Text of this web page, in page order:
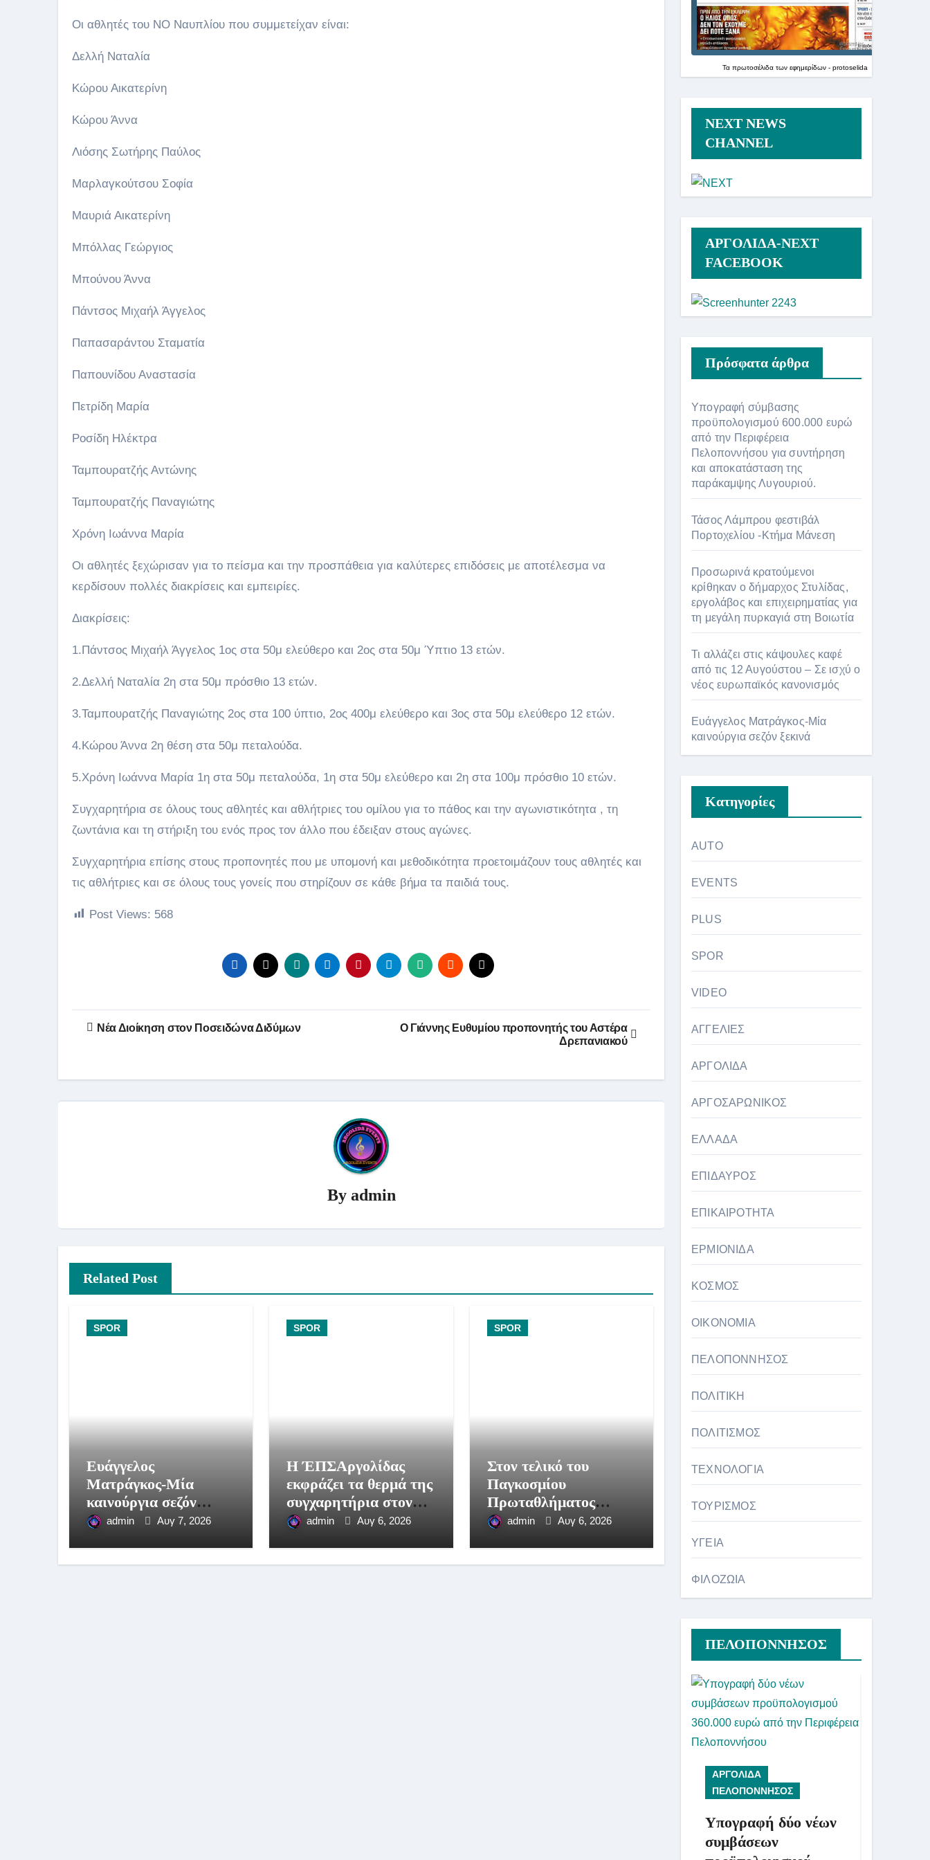
Οι αθλητές του ΝΟ Ναυπλίου που συμμετείχαν είναι:
Δελλή Ναταλία
Κώρου Αικατερίνη
Κώρου Άννα
Λιόσης Σωτήρης Παύλος
Μαρλαγκούτσου Σοφία
Μαυριά Αικατερίνη
Μπόλλας Γεώργιος
Μπούνου Άννα
Πάντσος Μιχαήλ Άγγελος
Παπασαράντου Σταματία
Παπουνίδου Αναστασία
Πετρίδη Μαρία
Ροσίδη Ηλέκτρα
Ταμπουρατζής Αντώνης
Ταμπουρατζής Παναγιώτης
Χρόνη Ιωάννα Μαρία
Οι αθλητές ξεχώρισαν για το πείσμα και την προσπάθεια για καλύτερες επιδόσεις με αποτέλεσμα να
κερδίσουν πολλές διακρίσεις και εμπειρίες.
Διακρίσεις:
1.Πάντσος Μιχαήλ Άγγελος 1ος στα 50μ ελεύθερο και 2ος στα 50μ Ύπτιο 13 ετών.
2.Δελλή Ναταλία 2η στα 50μ πρόσθιο 13 ετών.
3.Ταμπουρατζής Παναγιώτης 2ος στα 100 ύπτιο, 2ος 400μ ελεύθερο και 3ος στα 50μ ελεύθερο 12 ετών.
4.Κώρου Άννα 2η θέση στα 50μ πεταλούδα.
5.Χρόνη Ιωάννα Μαρία 1η στα 50μ πεταλούδα, 1η στα 50μ ελεύθερο και 2η στα 100μ πρόσθιο 10 ετών.
Συγχαρητήρια σε όλους τους αθλητές και αθλήτριες του ομίλου για το πάθος και την αγωνιστικότητα , τη
ζωντάνια και τη στήριξη του ενός προς τον άλλο που έδειξαν στους αγώνες.
Συγχαρητήρια επίσης στους προπονητές που με υπομονή και μεθοδικότητα προετοιμάζουν τους αθλητές και
τις αθλήτριες και σε όλους τους γονείς που στηρίζουν σε κάθε βήμα τα παιδιά τους.
Post Views: 568
Πλοήγηση
Νέα Διοίκηση στον Ποσειδώνα Διδύμων
Ο Γιάννης Ευθυμίου προπονητής του Αστέρα
Δρεπανιακού
By admin
Related Post
SPOR
Ευάγγελος
Ματράγκος-Μία
καινούργια σεζόν
ξεκινά
admin Αυγ 7, 2026
SPOR
Η ΈΠΣΑργολίδας
εκφράζει τα θερμά της
συγχαρητήρια στον
νεαρό ποδοσφαιριστή
admin Αυγ 6, 2026
SPOR
Στον τελικό του
Παγκοσμίου
Πρωταθλήματος
Στίβου Κ20 ο Άρης
admin Αυγ 6, 2026
Τα πρωτοσέλιδα των εφημερίδων - protoselida
NEXT NEWS
CHANNEL
ΑΡΓΟΛΙΔΑ-ΝΕΧΤ
FACEBOOK
Πρόσφατα άρθρα
Υπογραφή σύμβασης
προϋπολογισμού 600.000 ευρώ
από την Περιφέρεια
Πελοποννήσου για συντήρηση
και αποκατάσταση της
παράκαμψης Λυγουριού.
Τάσος Λάμπρου φεστιβάλ
Πορτοχελίου -Κτήμα Μάνεση
Προσωρινά κρατούμενοι
κρίθηκαν ο δήμαρχος Στυλίδας,
εργολάβος και επιχειρηματίας για
τη μεγάλη πυρκαγιά στη Βοιωτία
Τι αλλάζει στις κάψουλες καφέ
από τις 12 Αυγούστου – Σε ισχύ ο
νέος ευρωπαϊκός κανονισμός
Ευάγγελος Ματράγκος-Μία
καινούργια σεζόν ξεκινά
Kατηγορίες
AUTO
EVENTS
PLUS
SPOR
VIDEO
ΑΓΓΕΛΙΕΣ
ΑΡΓΟΛΙΔΑ
ΑΡΓΟΣΑΡΩΝΙΚΟΣ
ΕΛΛΑΔΑ
ΕΠΙΔΑΥΡΟΣ
ΕΠΙΚΑΙΡΟΤΗΤΑ
ΕΡΜΙΟΝΙΔΑ
ΚΟΣΜΟΣ
ΟΙΚΟΝΟΜΙΑ
ΠΕΛΟΠΟΝΝΗΣΟΣ
ΠΟΛΙΤΙΚΗ
ΠΟΛΙΤΙΣΜΟΣ
ΤΕΧΝΟΛΟΓΙΑ
ΤΟΥΡΙΣΜΟΣ
ΥΓΕΙΑ
ΦΙΛΟΖΩΙΑ
ΠΕΛΟΠΟΝΝΗΣΟΣ
ΑΡΓΟΛΙΔΑ
ΠΕΛΟΠΟΝΝΗΣΟΣ
Υπογραφή δύο νέων
συμβάσεων